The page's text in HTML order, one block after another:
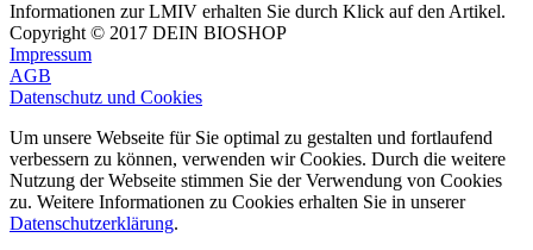
Informationen zur LMIV erhalten Sie durch Klick auf den Artikel.
Copyright © 2017 DEIN BIOSHOP
Impressum
AGB
Datenschutz und Cookies
Um unsere Webseite für Sie optimal zu gestalten und fortlaufend
verbessern zu können, verwenden wir Cookies. Durch die weitere
Nutzung der Webseite stimmen Sie der Verwendung von Cookies
zu. Weitere Informationen zu Cookies erhalten Sie in unserer
Datenschutzerklärung.